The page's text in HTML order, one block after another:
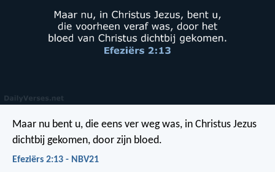
Maar nu bent u, die eens ver weg was, in Christus Jezus
dichtbij gekomen, door zijn bloed.
Efeziërs 2:13 - NBV21